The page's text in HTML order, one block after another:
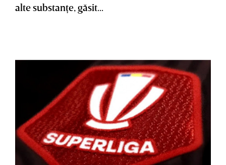
alte substanţe, găsit...